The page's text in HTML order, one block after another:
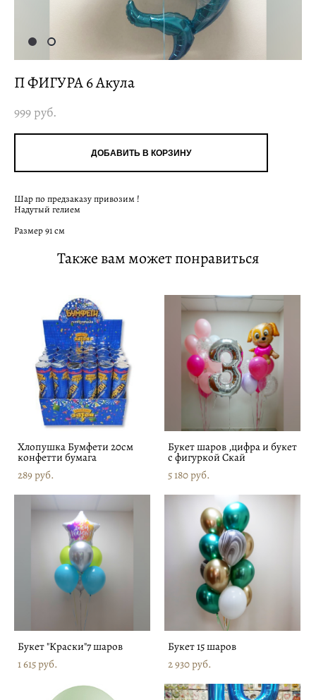
П ФИГУРА 6 Акула
999 pуб.
ДОБАВИТЬ В КОРЗИНУ
Шар по предзаказу привозим !
Надутый гелием
Размер 91 см
Также вам может понравиться
Хлопушка Бумфети 20см
конфетти бумага
289 pуб.
Букет шаров ,цифра и букет
с фигуркой Скай
5 180 pуб.
Букет "Краски"7 шаров
1 615 pуб.
Букет 15 шаров
2 930 pуб.